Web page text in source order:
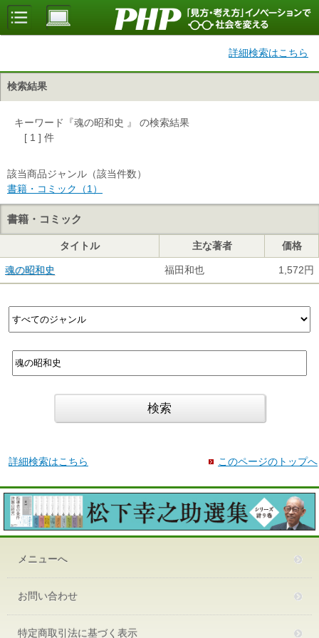
詳細検索はこちら
検索結果
キーワード『魂の昭和史 』 の検索結果
[ 1 ] 件
該当商品ジャンル（該当件数）
書籍・コミック（1）
書籍・コミック
タイトル 主な著者 価格
魂の昭和史 福田和也 1,572円
詳細検索はこちら このページのトップへ
メニューへ
お問い合わせ
特定商取引法に基づく表示